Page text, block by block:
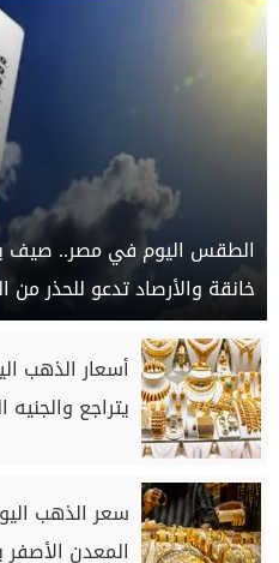
الطقس اليوم في مصر.. صيف
خانقة والأرصاد تدعو للحذر من
يتراجع
سعر الذهب
المعدن